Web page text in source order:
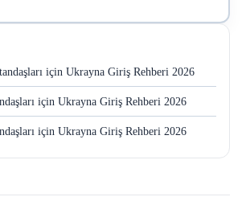
için Ukrayna Giriş Rehberi 2026
için Ukrayna Giriş Rehberi 2026
için Ukrayna Giriş Rehberi 2026